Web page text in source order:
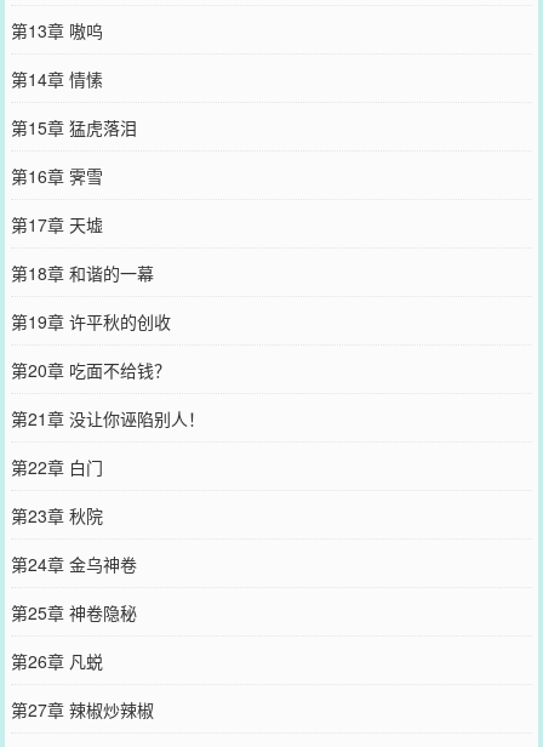
第13章 嗷呜
第14章 情愫
第15章 猛虎落泪
第16章 霁雪
第17章 天墟
第18章 和谐的一幕
第19章 许平秋的创收
第20章 吃面不给钱？
第21章 没让你诬陷别人！
第22章 白门
第23章 秋院
第24章 金乌神卷
第25章 神卷隐秘
第26章 凡蜕
第27章 辣椒炒辣椒